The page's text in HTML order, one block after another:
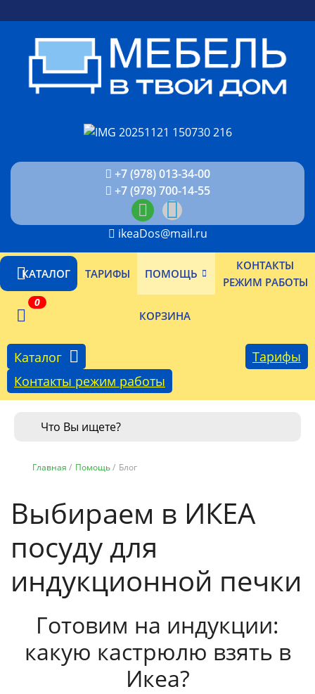
+7 (978) 013-34-00
+7 (978) 700-14-55
ikeaDos@mail.ru
КАТАЛОГ ТАРИФЫ ПОМОЩЬ
КОНТАКТЫ
РЕЖИМ РАБОТЫ
КОРЗИНА
0
Каталог
Тарифы
Контакты режим работы
Главная / Помощь/ Блог
Выбираем в ИКЕА
посуду для
индукционной печки
Готовим на индукции:
какую кастрюлю взять в
Икеа?